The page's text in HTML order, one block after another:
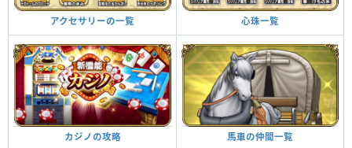
アクセサリーの一覧 心珠一覧
カジノの攻略 馬車の仲間一覧